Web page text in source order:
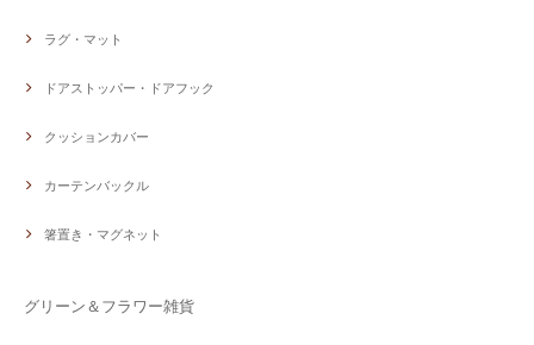
ラグ・マット
ドアストッパー・ドアフック
クッションカバー
カーテンバックル
箸置き・マグネット
グリーン＆フラワー雑貨